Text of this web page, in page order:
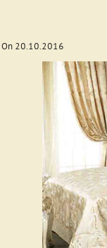
On 20.10.2016